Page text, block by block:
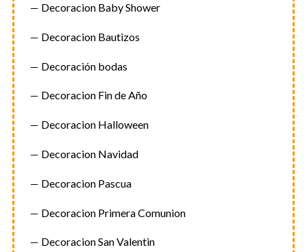
Decoracion Baby Shower
Decoracion Bautizos
Decoración bodas
Decoracion Fin de Año
Decoracion Halloween
Decoracion Navidad
Decoracion Pascua
Decoracion Primera Comunion
Decoracion San Valentin